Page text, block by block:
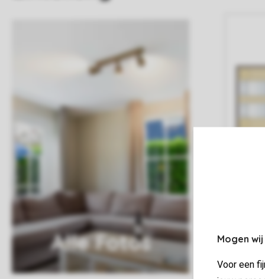
Mogen
Voor een
Alle Fotos